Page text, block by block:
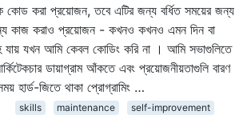
কোড করা প্রয়োজন, তবে এটির জন্য বর্ধিত সময়ের জন্য
কাজ করাও প্রয়োজন - কখনও কখনও এমন দিন বা
যায় যখন আমি কেবল কোডিং করি না । আমি সভাগুলিতে
ডায়াগ্রাম আঁকতে এবং প্রয়োজনীয়তাগুলি বারণ
হার্ড-জিতে থাকা প্রোগ্রামিং …
skills maintenance self-improvement